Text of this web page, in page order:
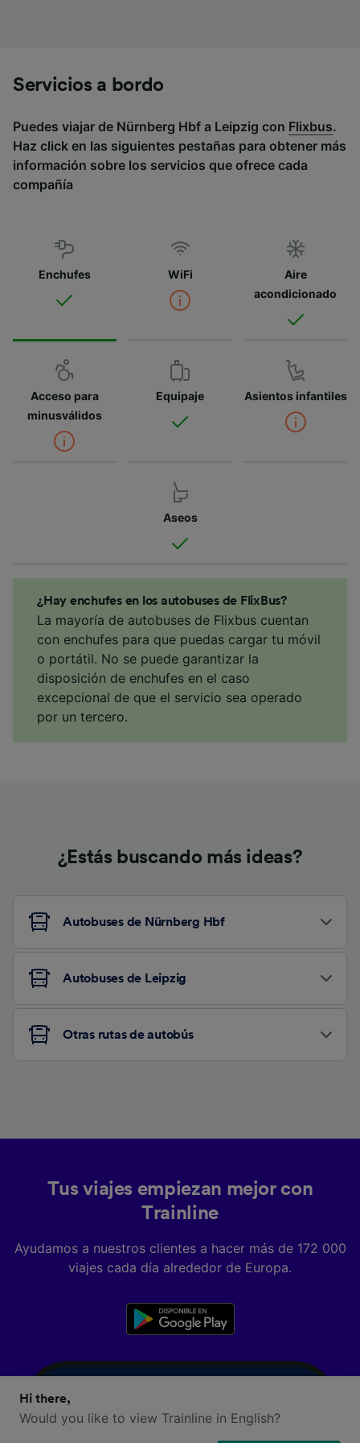
Servicios a bordo
Puedes viajar de Nürnberg Hbf a Leipzig con Flixbus.
Haz click en las siguientes pestañas para obtener más
información sobre los servicios que ofrece cada
compañía
Enchufes WiFi
Aire
acondicionado
Acceso para
minusválidos
Equipaje Asientos infantiles
Aseos
¿Hay enchufes en los autobuses de FlixBus?
La mayoría de autobuses de Flixbus cuentan
con enchufes para que puedas cargar tu móvil
o portátil. No se puede garantizar la
disposición de enchufes en el caso
excepcional de que el servicio sea operado
por un tercero.
¿Estás buscando más ideas?
Autobuses de Nürnberg Hbf
Autobuses de Leipzig
Otras rutas de autobús
Tus viajes empiezan mejor con
Trainline
Ayudamos a nuestros clientes a hacer más de 172 000
viajes cada día alrededor de Europa.
Hi there,
Would you like to view Trainline in English?